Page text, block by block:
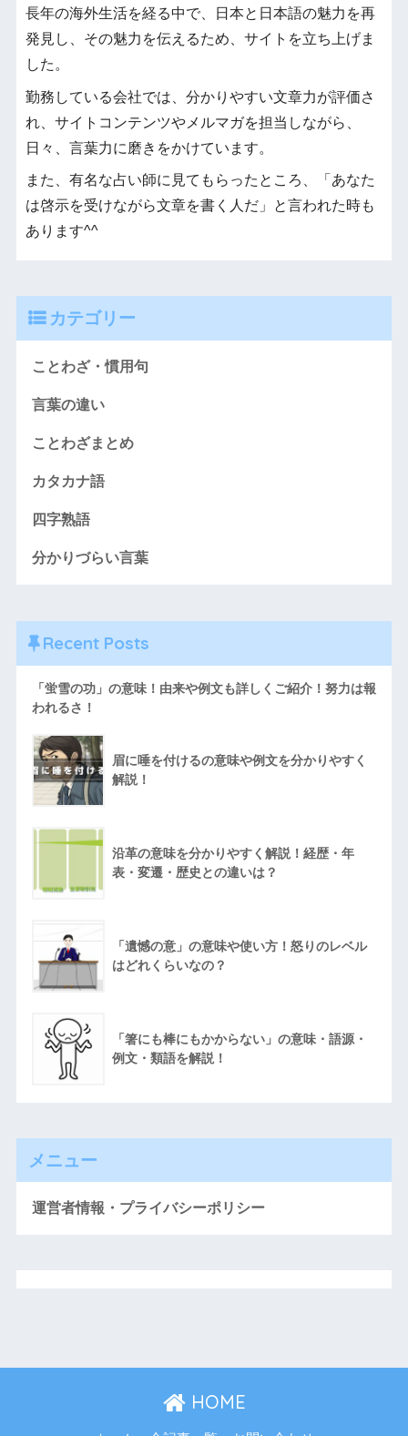
長年の海外生活を経る中で、日本と日本語の魅力を再
発見し、その魅力を伝えるため、サイトを立ち上げま
した。
勤務している会社では、分かりやすい文章力が評価さ
れ、サイトコンテンツやメルマガを担当しながら、
日々、言葉力に磨きをかけています。
また、有名な占い師に見てもらったところ、「あなた
は啓示を受けながら文章を書く人だ」と言われた時も
あります^^
カテゴリー
ことわざ・慣用句
言葉の違い
ことわざまとめ
カタカナ語
四字熟語
分かりづらい言葉
Recent Posts
「蛍雪の功」の意味！由来や例文も詳しくご紹介！努力は報
われるさ！
眉に唾を付けるの意味や例文を分かりやすく
解説！
沿革の意味を分かりやすく解説！経歴・年
表・変遷・歴史との違いは？
「遺憾の意」の意味や使い方！怒りのレベル
はどれくらいなの？
「箸にも棒にもかからない」の意味・語源・
例文・類語を解説！
メニュー
運営者情報・プライバシーポリシー
HOME